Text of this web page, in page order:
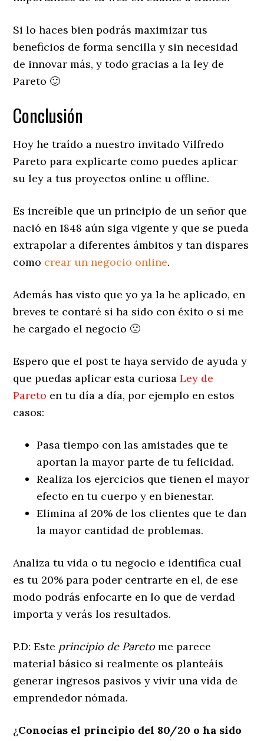
Si lo haces bien podrás maximizar tus
beneficios de forma sencilla y sin necesidad
de innovar más, y todo gracias a la ley de
Pareto 🙂
Conclusión
Hoy he traído a nuestro invitado Vilfredo
Pareto para explicarte como puedes aplicar
su ley a tus proyectos online u offline.
Es increíble que un principio de un señor que
nació en 1848 aún siga vigente y que se pueda
extrapolar a diferentes ámbitos y tan dispares
como crear un negocio online.
Además has visto que yo ya la he aplicado, en
breves te contaré si ha sido con éxito o si me
he cargado el negocio 🙁
Espero que el post te haya servido de ayuda y
que puedas aplicar esta curiosaLey de
Pareto en tu día a día, por ejemplo en estos
casos:
Pasa tiempo con las amistades que te
aportan la mayor parte de tu felicidad.
Realiza los ejercicios que tienen el mayor
efecto en tu cuerpo y en bienestar.
Elimina al 20% de los clientes que te dan
la mayor cantidad de problemas.
Analiza tu vida o tu negocio e identifica cual
es tu 20% para poder centrarte en el, de ese
modo podrás enfocarte en lo que de verdad
importa y verás los resultados.
P.D: Este principio de Pareto me parece
material básico si realmente os planteáis
generar ingresos pasivos y vivir una vida de
emprendedor nómada.
¿Conocías el principio del 80/20 o ha sido